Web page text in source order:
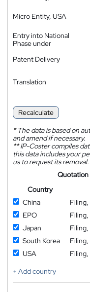
Micro Entity, USA
Entry into National
Phase under
Patent Delivery
Translation
Recalculate
*The data is based on
and amend if necessary.
**IP-Coster compiles
this data includes your
us to request its removal.
Quotation
Country
China
EPO
Japan
South Korea
USA
+ Add country